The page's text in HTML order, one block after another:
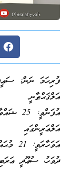
ފުރިހަމަ ނަން:
އަލްޤަޙްޠާނީ
އަލްޢަރީންގައި
ދުވަހު، ސުޢޫދީ